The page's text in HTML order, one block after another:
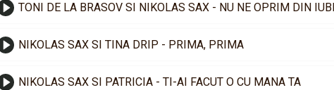
TONI DE LA BRASOV SI NIKOLAS SAX - NU NE OPRIM DIN
NIKOLAS SAX SI TINA DRIP - PRIMA, PRIMA
NIKOLAS SAX SI PATRICIA - TI-AI FACUT O CU MANA TA